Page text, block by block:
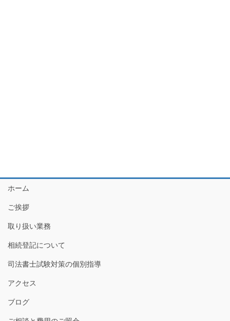
ホーム
ご挨拶
取り扱い業務
相続登記について
司法書士試験対策の個別指導
アクセス
ブログ